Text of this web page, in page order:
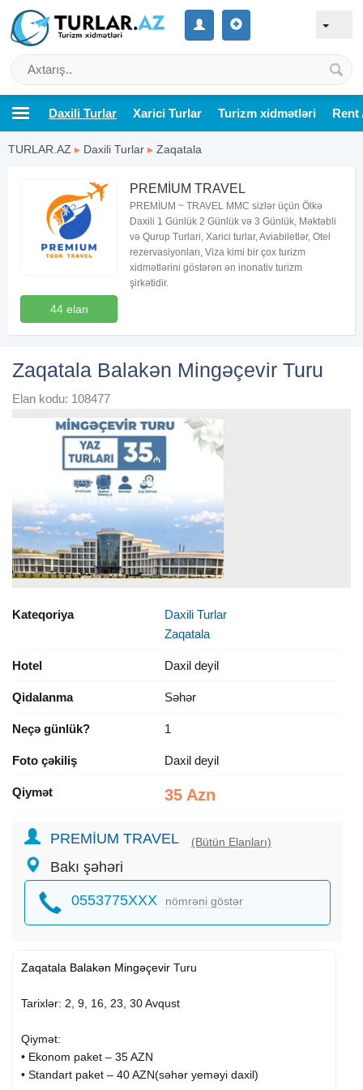
Daxili Turlar Xarici Turlar Turizm xidmətləri Rent
TURLAR.AZ ▸ Daxili Turlar ▸ Zaqatala
44 elan
PREMİUM TRAVEL
PREMİUM ~ TRAVEL MMC sizlər üçün Ölkə
Daxili 1 Günlük 2 Günlük və 3 Günlük, Məktəbli
və Qurup Turlari, Xarici turlar, Aviabiletlər, Otel
rezervasiyonları, Viza kimi bir çox turizm
xidmətlərini göstərən ən inonativ turizm
şirkətidir.
Zaqatala Balakən Mingəçevir Turu
Elan kodu: 108477
Kateqoriya
Daxili Turlar
Zaqatala
Hotel Daxil deyil
Qidalanma Səhər
Neçə günlük? 1
Foto çəkiliş Daxil deyil
Qiymət 35 Azn
PREMİUM TRAVEL (Bütün Elanları)
Bakı şəhəri
0553775XXX nömrəni göstər
Zaqatala Balakən Mingəçevir Turu
Tarixlər: 2, 9, 16, 23, 30 Avqust
Qiymət:
• Ekonom paket – 35 AZN
• Standart paket – 40 AZN(səhər yeməyi daxil)